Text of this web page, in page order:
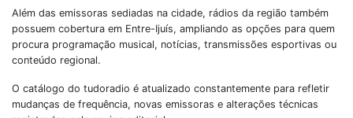
Além das emissoras sediadas na cidade, rádios da região também
possuem cobertura em Entre-Ijuís, ampliando as opções para quem
procura programação musical, notícias, transmissões esportivas ou
conteúdo regional.
O catálogo do tudoradio é atualizado constantemente para refletir
mudanças de frequência, novas emissoras e alterações técnicas